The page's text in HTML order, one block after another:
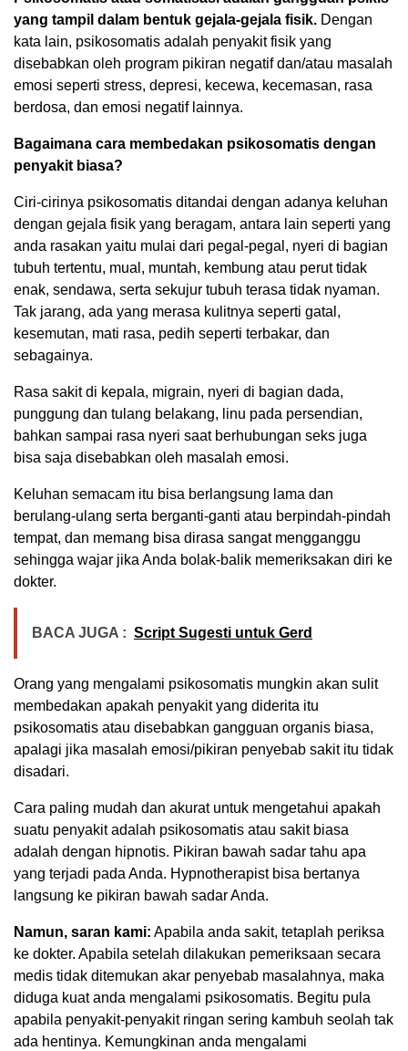
yang tampil dalam bentuk gejala-gejala fisik. Dengan
kata lain, psikosomatis adalah penyakit fisik yang
disebabkan oleh program pikiran negatif dan/atau masalah
emosi seperti stress, depresi, kecewa, kecemasan, rasa
berdosa, dan emosi negatif lainnya.
Bagaimana cara membedakan psikosomatis dengan
penyakit biasa?
Ciri-cirinya psikosomatis ditandai dengan adanya keluhan
dengan gejala fisik yang beragam, antara lain seperti yang
anda rasakan yaitu mulai dari pegal-pegal, nyeri di bagian
tubuh tertentu, mual, muntah, kembung atau perut tidak
enak, sendawa, serta sekujur tubuh terasa tidak nyaman.
Tak jarang, ada yang merasa kulitnya seperti gatal,
kesemutan, mati rasa, pedih seperti terbakar, dan
sebagainya.
Rasa sakit di kepala, migrain, nyeri di bagian dada,
punggung dan tulang belakang, linu pada persendian,
bahkan sampai rasa nyeri saat berhubungan seks juga
bisa saja disebabkan oleh masalah emosi.
Keluhan semacam itu bisa berlangsung lama dan
berulang-ulang serta berganti-ganti atau berpindah-pindah
tempat, dan memang bisa dirasa sangat mengganggu
sehingga wajar jika Anda bolak-balik memeriksakan diri ke
dokter.
BACA JUGA : Script Sugesti untuk Gerd
Orang yang mengalami psikosomatis mungkin akan sulit
membedakan apakah penyakit yang diderita itu
psikosomatis atau disebabkan gangguan organis biasa,
apalagi jika masalah emosi/pikiran penyebab sakit itu tidak
disadari.
Cara paling mudah dan akurat untuk mengetahui apakah
suatu penyakit adalah psikosomatis atau sakit biasa
adalah dengan hipnotis. Pikiran bawah sadar tahu apa
yang terjadi pada Anda. Hypnotherapist bisa bertanya
langsung ke pikiran bawah sadar Anda.
Namun, saran kami: Apabila anda sakit, tetaplah periksa
ke dokter. Apabila setelah dilakukan pemeriksaan secara
medis tidak ditemukan akar penyebab masalahnya, maka
diduga kuat anda mengalami psikosomatis. Begitu pula
apabila penyakit-penyakit ringan sering kambuh seolah tak
ada hentinya. Kemungkinan anda mengalami